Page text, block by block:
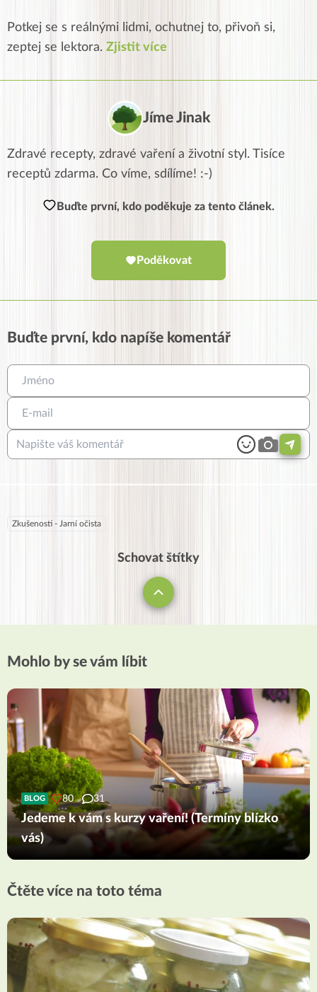
Potkej se s reálnými lidmi, ochutnej to, přivoň si,
zeptej se lektora. Zjistit více
Jíme Jinak
Zdravé recepty, zdravé vaření a životní styl. Tisíce
receptů zdarma. Co víme, sdílíme! :-)
Buďte první, kdo poděkuje za tento článek.
Poděkovat
Buďte první, kdo napíše komentář
Zkušenosti - Jarní očista
Schovat štítky
Mohlo by se vám líbit
BLOG 80 31
Jedeme k vám s kurzy vaření! (Termíny blízko
vás)
Čtěte více na toto téma